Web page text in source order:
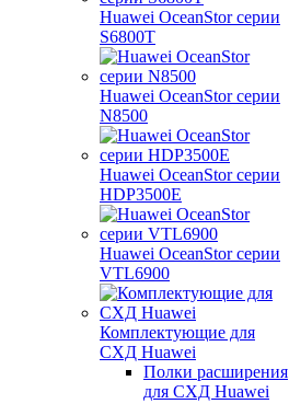
Huawei OceanStor серии
S6800T
Huawei OceanStor серии
N8500
Huawei OceanStor серии
HDP3500E
Huawei OceanStor серии
VTL6900
Комплектующие для
СХД Huawei
Полки расширения
для СХД Huawei